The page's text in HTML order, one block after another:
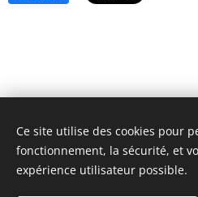
Unione Superiori Generali - Via dei
Cookies
Ce site utilise des cookies pour
fonctionnement, la sécurité, et
expérience utilisateur possible.